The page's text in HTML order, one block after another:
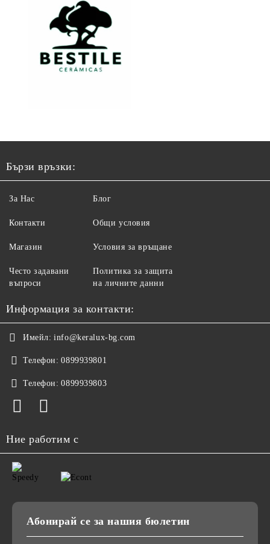
Бързи връзки:
За Нас
Контакти
Магазин
Често задавани
въпроси
Блог
Общи условия
Условия за връщане
Политика за защита
на личните данни
Информация за контакти:
Имейл: info@keralux-bg.com
Телефон: 0899939801
Телефон: 0899939803
Ние работим с
Абонирай се за нашия бюлетин